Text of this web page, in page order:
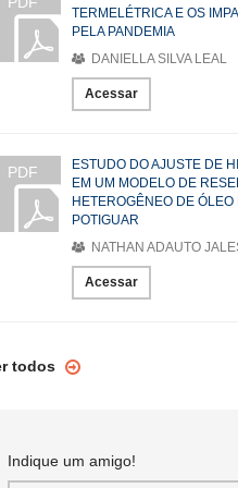
TERMELÉTRICA E OS
PELA PANDEMIA
DANIELLA SILVA LEAL
Acessar
PDF
ESTUDO DO AJUSTE DE
EM UM MODELO DE
HETEROGÊNEO DE
POTIGUAR
NATHAN ADAUTO
Acessar
todos
Indique um amigo!